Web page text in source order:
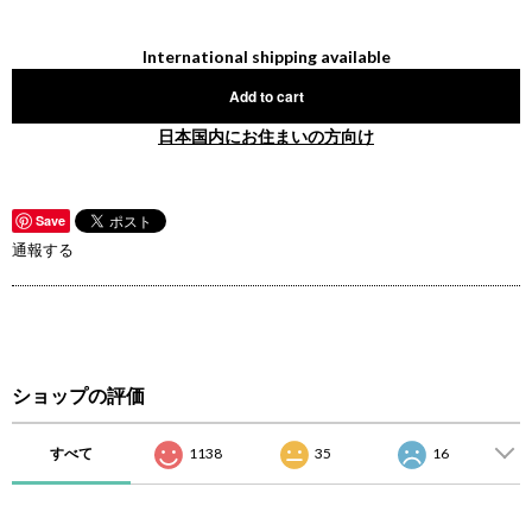
International shipping available
Add to cart
日本国内にお住まいの方向け
Save
通報する
ショップの評価
すべて 1138 35 16